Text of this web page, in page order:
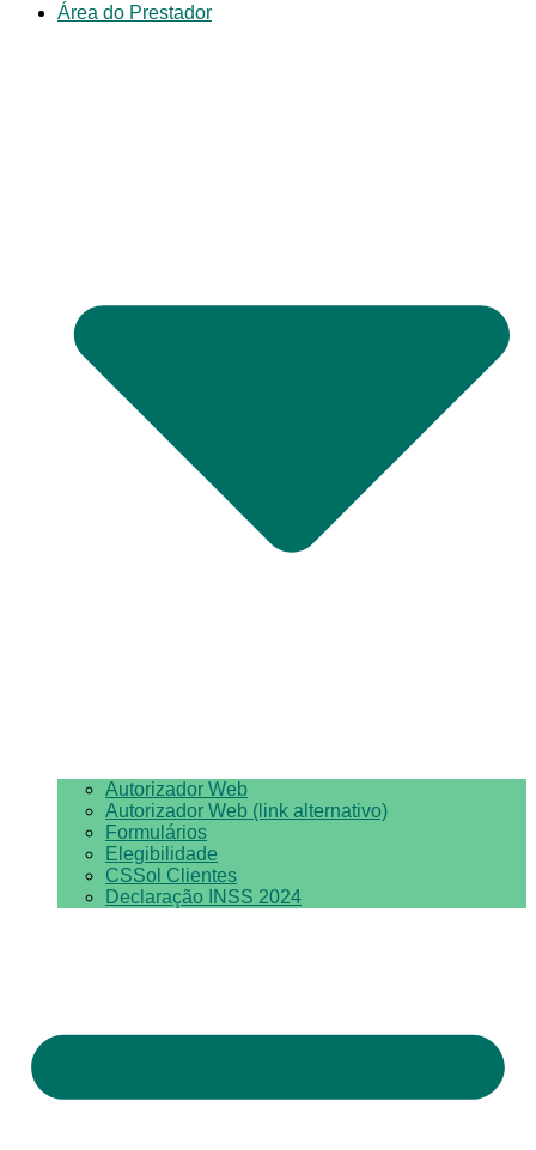
Área do Prestador
Autorizador Web
Autorizador Web (link alternativo)
Formulários
Elegibilidade
CSSol Clientes
Declaração INSS 2024